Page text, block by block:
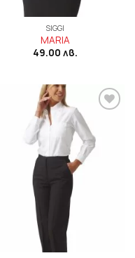
SIGGI
MARIA
49.00 лв.
wishlist